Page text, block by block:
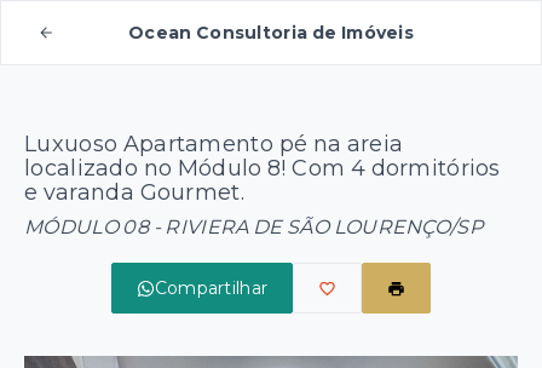
Ocean Consultoria de Imóveis
Luxuoso Apartamento pé na areia
localizado no Módulo 8! Com 4 dormitórios
e varanda Gourmet.
MÓDULO 08 - RIVIERA DE SÃO LOURENÇO/SP
Compartilhar